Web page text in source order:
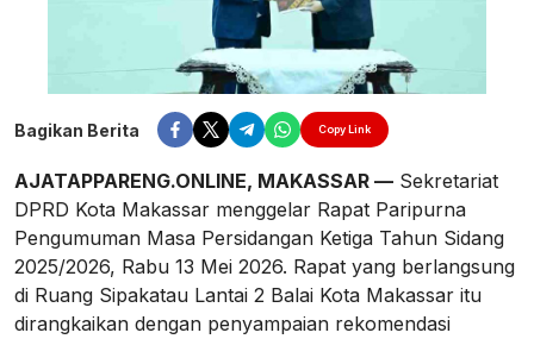
Bagikan Berita Copy Link
AJATAPPARENG.ONLINE, MAKASSAR — Sekretariat
DPRD Kota Makassar menggelar Rapat Paripurna
Pengumuman Masa Persidangan Ketiga Tahun Sidang
2025/2026, Rabu 13 Mei 2026. Rapat yang berlangsung
di Ruang Sipakatau Lantai 2 Balai Kota Makassar itu
dirangkaikan dengan penyampaian rekomendasi